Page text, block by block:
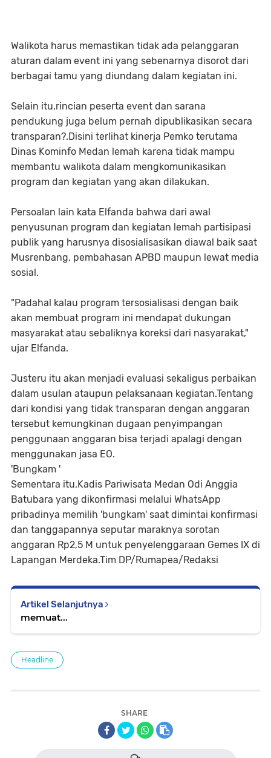
Walikota harus memastikan tidak ada pelanggaran
aturan dalam event ini yang sebenarnya disorot dari
berbagai tamu yang diundang dalam kegiatan ini.
Selain itu,rincian peserta event dan sarana
pendukung juga belum pernah dipublikasikan secara
transparan?.Disini terlihat kinerja Pemko terutama
Dinas Kominfo Medan lemah karena tidak mampu
membantu walikota dalam mengkomunikasikan
program dan kegiatan yang akan dilakukan.
Persoalan lain kata Elfanda bahwa dari awal
penyusunan program dan kegiatan lemah partisipasi
publik yang harusnya disosialisasikan diawal baik saat
Musrenbang, pembahasan APBD maupun lewat media
sosial.
"Padahal kalau program tersosialisasi dengan baik
akan membuat program ini mendapat dukungan
masyarakat atau sebaliknya koreksi dari nasyarakat,"
ujar Elfanda.
Justeru itu akan menjadi evaluasi sekaligus perbaikan
dalam usulan ataupun pelaksanaan kegiatan.Tentang
dari kondisi yang tidak transparan dengan anggaran
tersebut kemungkinan dugaan penyimpangan
penggunaan anggaran bisa terjadi apalagi dengan
menggunakan jasa EO.
'Bungkam '
Sementara itu,Kadis Pariwisata Medan Odi Anggia
Batubara yang dikonfirmasi melalui WhatsApp
pribadinya memilih 'bungkam' saat dimintai konfirmasi
dan tanggapannya seputar maraknya sorotan
anggaran Rp2,5 M untuk penyelenggaraan Gemes IX di
Lapangan Merdeka.Tim DP/Rumapea/Redaksi
Artikel Selanjutnya
memuat...
Headline
SHARE